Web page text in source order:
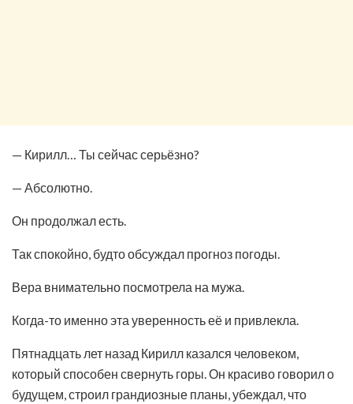
— Кирилл… Ты сейчас серьёзно?
— Абсолютно.
Он продолжал есть.
Так спокойно, будто обсуждал прогноз погоды.
Вера внимательно посмотрела на мужа.
Когда-то именно эта уверенность её и привлекла.
Пятнадцать лет назад Кирилл казался человеком,
который способен свернуть горы. Он красиво говорил о
будущем, строил грандиозные планы, убеждал, что